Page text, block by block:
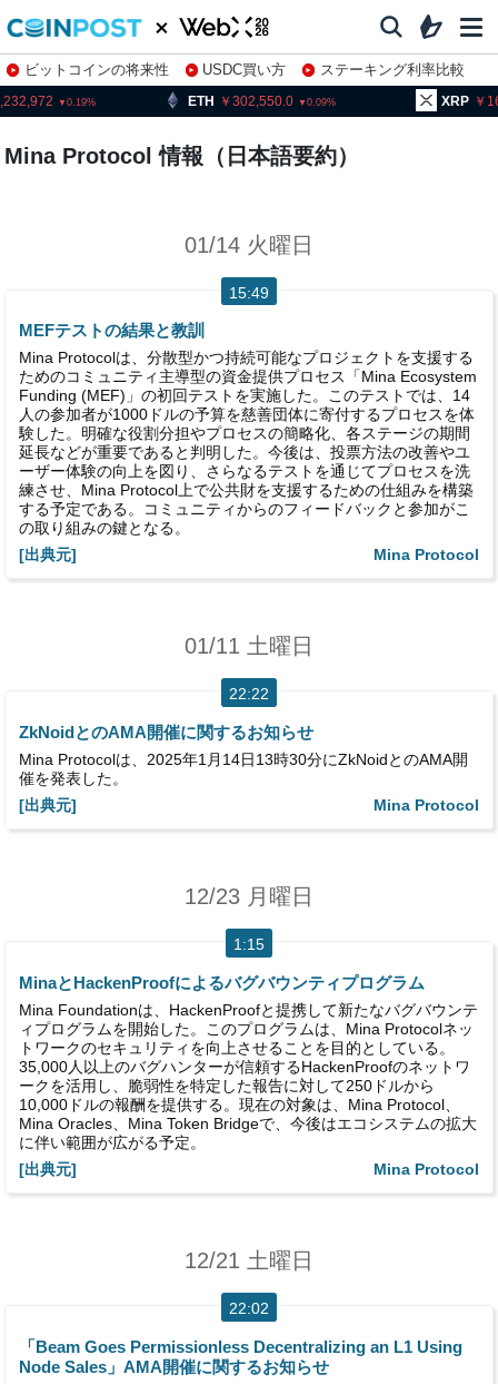
ビットコインの将来性 USDC買い方
ステーキング利率比較
株特集・関連銘柄
0.19 ETH 302,550.0 0.09 XRP
Mina Protocol 情報（日本語要約）
01/14 火曜日
15:49
MEFテストの結果と教訓
Mina Protocolは、分散型かつ持続可能なプロジェクトを支援する
ためのコミュニティ主導型の資金提供プロセス「Mina Ecosystem
Funding (MEF)」の初回テストを実施した。このテストでは、14
人の参加者が1000ドルの予算を慈善団体に寄付するプロセスを体
験した。明確な役割分担やプロセスの簡略化、各ステージの期間
延長などが重要であると判明した。今後は、投票方法の改善やユ
ーザー体験の向上を図り、さらなるテストを通じてプロセスを洗
練させ、Mina Protocol上で公共財を支援するための仕組みを構築
する予定である。コミュニティからのフィードバックと参加がこ
の取り組みの鍵となる。
[出典元]
Mina Protocol
01/11 土曜日
22:22
ZkNoidとのAMA開催に関するお知らせ
Mina Protocolは、2025年1月14日13時30分にZkNoidとのAMA開
催を発表した。
[出典元]
Mina Protocol
12/23 月曜日
1:15
MinaとHackenProofによるバグバウンティプログラム
Mina Foundationは、HackenProofと提携して新たなバグバウンテ
ィプログラムを開始した。このプログラムは、Mina Protocolネッ
トワークのセキュリティを向上させることを目的としている。
35,000人以上のバグハンターが信頼するHackenProofのネットワ
ークを活用し、脆弱性を特定した報告に対して250ドルから
10,000ドルの報酬を提供する。現在の対象は、Mina Protocol、
Mina Oracles、Mina Token Bridgeで、今後はエコシステムの拡大
に伴い範囲が広がる予定。
[出典元]
Mina Protocol
12/21 土曜日
22:02
「Beam Goes Permissionless Decentralizing an L1 Using
Node Sales」AMA開催に関するお知らせ